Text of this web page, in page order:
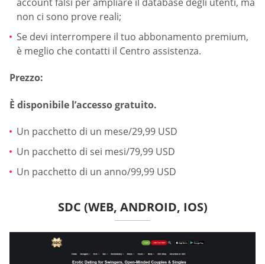
account falsi per ampliare il database degli utenti, ma
non ci sono prove reali;
Se devi interrompere il tuo abbonamento premium,
è meglio che contatti il Centro assistenza.
Prezzo:
È disponibile l’accesso gratuito.
Un pacchetto di un mese/29,99 USD
Un pacchetto di sei mesi/79,99 USD
Un pacchetto di un anno/99,99 USD
SDC (WEB, ANDROID, IOS)